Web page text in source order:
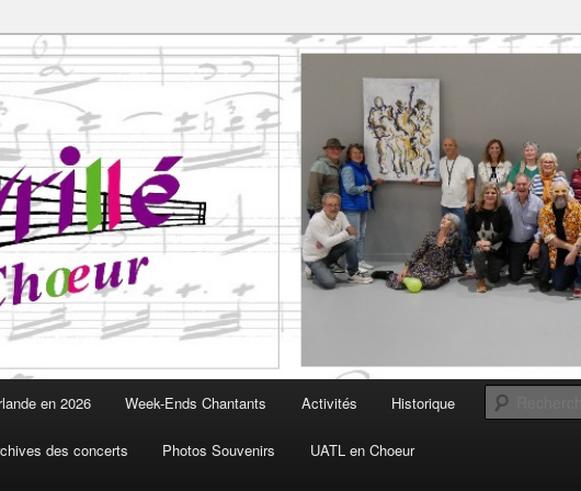
est fait pour vous
en 2026 Week-Ends Chantants Activités Historique
des concerts Photos Souvenirs UATL en Choeur